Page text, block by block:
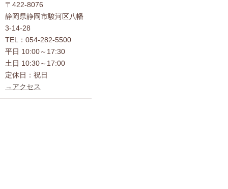
〒422-8076
静岡県静岡市駿河区八幡
3-14-28
TEL：054-282-5500
平日 10:00～17:30
土日 10:30～17:00
定休日：祝日
→アクセス